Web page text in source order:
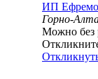
ИП
Горно-
Можно без